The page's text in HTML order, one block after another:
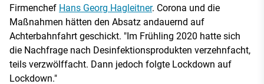
Firmenchef Hans Georg Hagleitner. Corona und die
Maßnahmen hätten den Absatz andauernd auf
Achterbahnfahrt geschickt. "Im Frühling 2020 hatte sich
die Nachfrage nach Desinfektionsprodukten verzehnfacht,
teils verzwölffacht. Dann jedoch folgte Lockdown auf
Lockdown."